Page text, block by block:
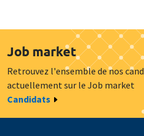
Job market
Retrouvez l'ensemble de nos
actuellement sur le Job market
Candidats